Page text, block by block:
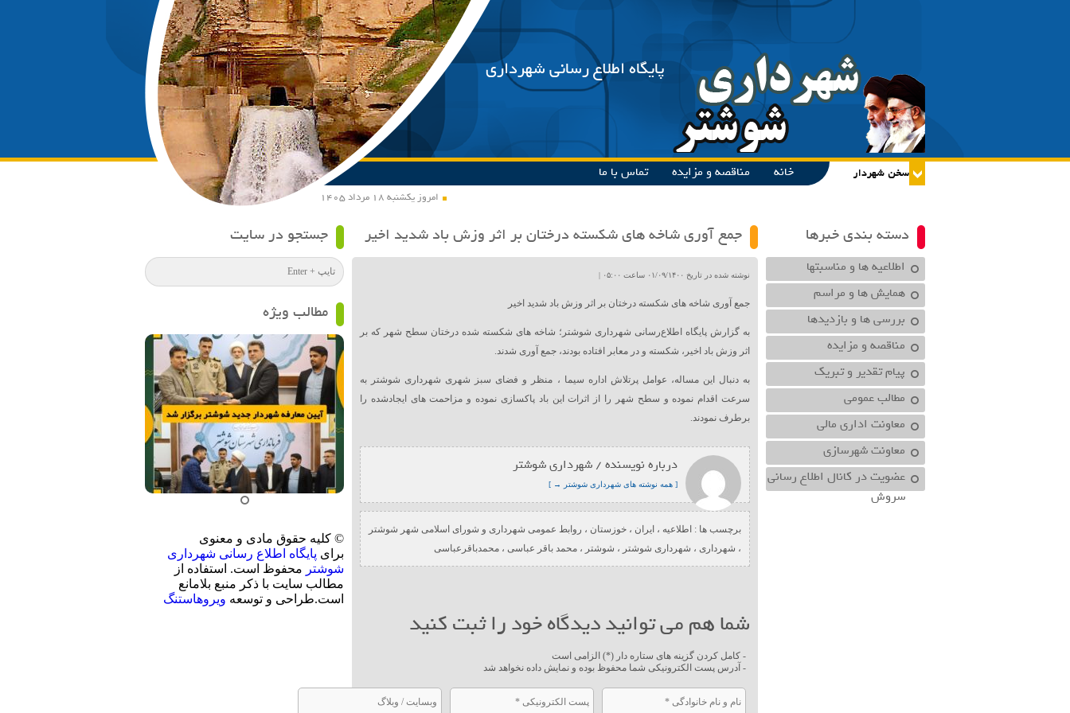
پایگاه اطلاع رسانی شهرداری
امروز یکشنبه ۱۸ مرداد ۱۴۰۵
خانه مناقصه و مزایده تماس با ما
دسته بندی خبرها
اطلاعیه ها و مناسبتها
همایش ها و مراسم
بررسی ها و بازدیدها
مناقصه و مزایده
پیام تقدیر و تبریک
مطالب عمومی
معاونت اداري مالي
معاونت شهرسازي
عضویت در کانال اطلاع رسانی
سروش
جمع آوری شاخه های شکسته درختان بر اثر وزش باد شدید اخیر
نوشته شده در تاریخ ۰۱/۰۹/۱۴۰۰ ساعت ۰۵:۰۰ |
جمع آوری شاخه های شکسته درختان بر اثر وزش باد شدید اخیر
به گزارش پایگاه اطلاع‌رسانی شهرداری شوشتر؛ شاخه های شکسته شده درختان سطح شهر که بر
اثر وزش باد اخیر، شکسته و در معابر افتاده بودند، جمع آوری شدند.
به دنبال این مساله، عوامل پرتلاش اداره سیما ، منظر و فضای سبز شهری شهرداری شوشتر به
سرعت اقدام نموده و سطح شهر را از اثرات این باد پاکسازی نموده و مزاحمت های ایجادشده را
برطرف نمودند.
درباره نویسنده / شهرداری شوشتر
[ همه نوشته های شهرداری شوشتر → ]
برچسب ها : اطلاعیه ، ایران ، خوزستان ، روابط عمومی شهرداری و شورای اسلامی شهر شوشتر
، شهرداری ، شهرداری شوشتر ، شوشتر ، محمد باقر عباسی ، محمدباقرعباسی
شما هم می توانید دیدگاه خود را ثبت کنید
- کامل کردن گزینه های ستاره دار (*) الزامی است
- آدرس پست الکترونیکی شما محفوظ بوده و نمایش داده نخواهد شد
جستجو در سایت
مطالب ویژه
© کلیه حقوق مادی و معنوی
برای پایگاه اطلاع رسانی شهرداری
شوشتر محفوظ است. استفاده از
مطالب سایت با ذکر منبع بلامانع
است.طراحی و توسعه ویروهاستنگ